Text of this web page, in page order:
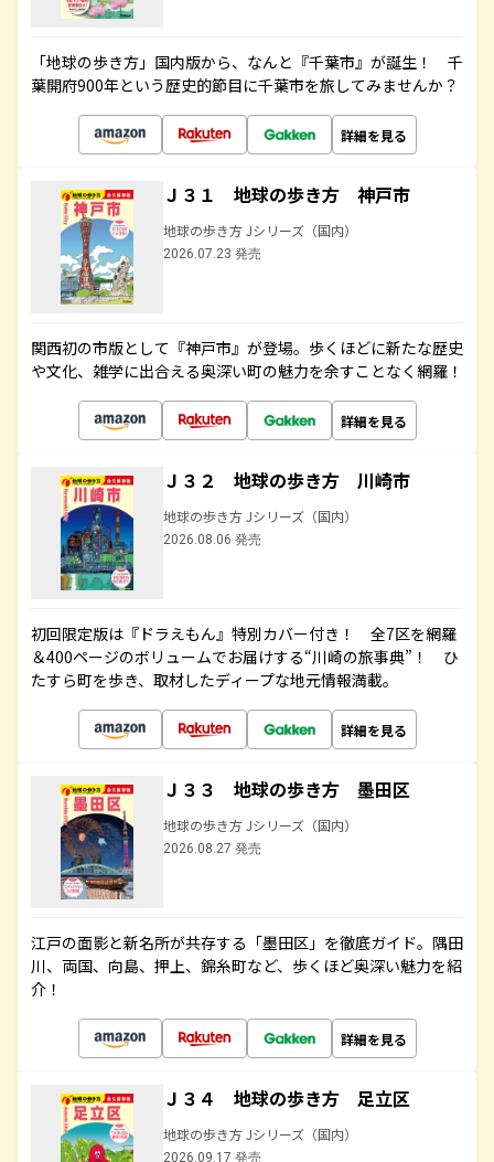
「地球の歩き方」国内版から、なんと『千葉市』が誕生！ 千
葉開府900年という歴史的節目に千葉市を旅してみませんか？
詳細を見る
Ｊ３１ 地球の歩き方 神戸市
地球の歩き方 Jシリーズ（国内）
2026.07.23 発売
関西初の市版として『神戸市』が登場。歩くほどに新たな歴史
や文化、雑学に出合える奥深い町の魅力を余すことなく網羅！
詳細を見る
Ｊ３２ 地球の歩き方 川崎市
地球の歩き方 Jシリーズ（国内）
2026.08.06 発売
初回限定版は『ドラえもん』特別カバー付き！ 全7区を網羅
＆400ページのボリュームでお届けする“川崎の旅事典”！ ひ
たすら町を歩き、取材したディープな地元情報満載。
詳細を見る
Ｊ３３ 地球の歩き方 墨田区
地球の歩き方 Jシリーズ（国内）
2026.08.27 発売
江戸の面影と新名所が共存する「墨田区」を徹底ガイド。隅田
川、両国、向島、押上、錦糸町など、歩くほど奥深い魅力を紹
介！
詳細を見る
Ｊ３４ 地球の歩き方 足立区
地球の歩き方 Jシリーズ（国内）
2026.09.17 発売